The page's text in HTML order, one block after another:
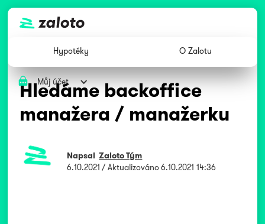
Hypotéky O Zalotu
Můj účet
Hledáme backoffice
manažera / manažerku
Napsal Zaloto Tým
6.10.2021 / Aktualizováno6.10.2021 14:36